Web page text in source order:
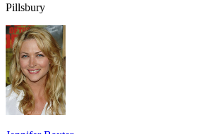
Pillsbury